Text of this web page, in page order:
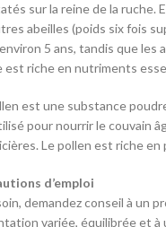
sur la reine de la ruche.
abeilles (poids six fois
5 ans, tandis que les
est riche en nutriments
est une substance
pour nourrir le couvain
Le pollen est riche
d’emploi
demandez conseil à un
variée, équilibrée et à